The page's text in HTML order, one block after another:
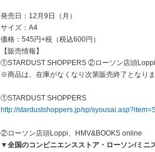
発売日：12月9日（月）
サイズ：A4
価格：545円+税（税込600円）
【販売情報】
①STARDUST SHOPPERS ②ローソン店頭
※商品は、在庫がなくなり次第販売終了となり
①STARDUST SHOPPERS
http://stardustshoppers.jp/sp/
②ローソン店頭Loppi、HMV&BOOKS online
▼全国のコンビニエンスストア・ローソン/ミニ